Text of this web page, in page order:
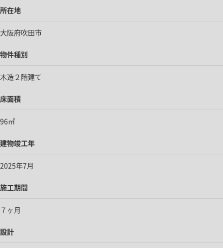
所在地
大阪府吹田市
物件種別
木造２階建て
床面積
96㎡
建物竣工年
2025年7月
施工期間
７ヶ月
設計